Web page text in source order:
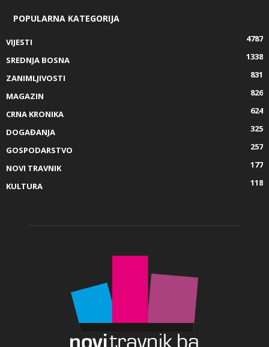
POPULARNA KATEGORIJA
VIJESTI
4787
SREDNJA BOSNA
1338
ZANIMLJIVOSTI
831
MAGAZIN
826
CRNA KRONIKA
624
DOGAĐANJA
325
GOSPODARSTVO
257
NOVI TRAVNIK
177
KULTURA
118